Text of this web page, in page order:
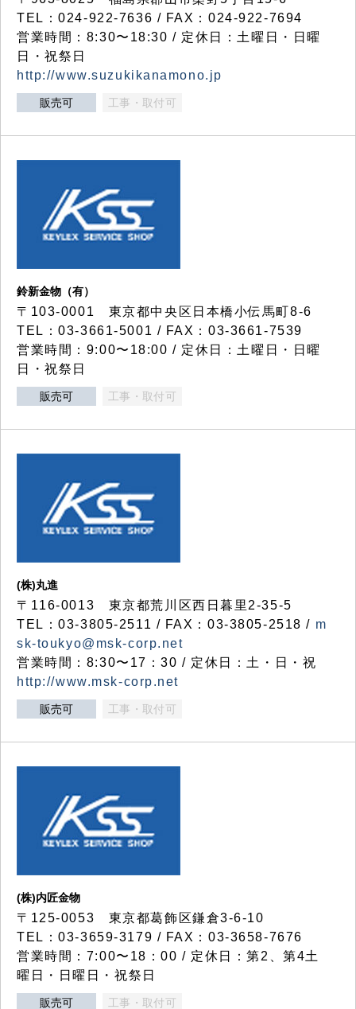
TEL：024-922-7636 / FAX：024-922-7694
営業時間：8:30〜18:30 / 定休日：土曜日・日曜
日・祝祭日
http://www.suzukikanamono.jp
販売可 工事・取付可
鈴新金物（有）
〒103-0001 東京都中央区日本橋小伝馬町8-6
TEL：03-3661-5001 / FAX：03-3661-7539
営業時間：9:00〜18:00 / 定休日：土曜日・日曜
日・祝祭日
販売可 工事・取付可
(株)丸進
〒116-0013 東京都荒川区西日暮里2-35-5
TEL：03-3805-2511 / FAX：03-3805-2518 / m
sk-toukyo@msk-corp.net
営業時間：8:30〜17：30 / 定休日：土・日・祝
http://www.msk-corp.net
販売可 工事・取付可
(株)内匠金物
〒125-0053 東京都葛飾区鎌倉3-6-10
TEL：03-3659-3179 / FAX：03-3658-7676
営業時間：7:00〜18：00 / 定休日：第2、第4土
曜日・日曜日・祝祭日
販売可 工事・取付可